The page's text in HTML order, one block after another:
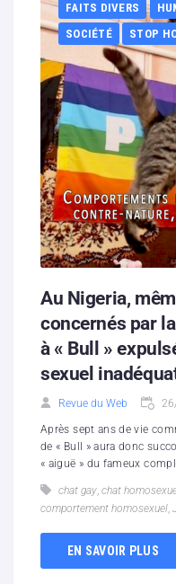
Partenaires
Contacts
Hébergement solidaire
FAITS DIVERS
SOCIÉTÉ
STOP
Au Nigeria,
concernés par
à « Bull »
sexuel
Revue du Web
Après sept ans de vie
de « Bull » aura donc
« aiguë » du fameux
chat gay, chat
comportement homosexuel,
EN SAVOIR PLUS